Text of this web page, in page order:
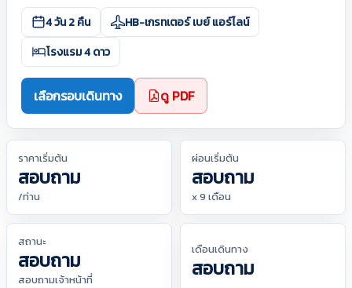
4 วัน 2 คืน
HB-เกรทเตอร์ เบย์ แอร์ไลน์
โรงแรม 4 ดาว
เลือกรอบเดินทาง ดู PDF
ราคาเริ่มต้น
สอบถาม
/ท่าน
ผ่อนเริ่มต้น
สอบถาม
x 9 เดือน
สถานะ
สอบถาม
สอบถามเจ้าหน้าที่
เดือนเดินทาง
สอบถาม